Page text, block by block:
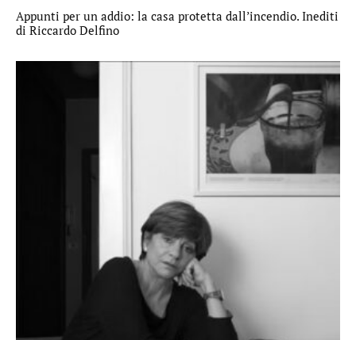
Appunti per un addio: la casa protetta dall’incendio. Inediti
di Riccardo Delfino